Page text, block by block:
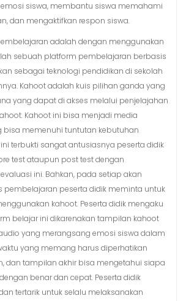
siswa, membantu siswa memahami
dan mengaktifkan respon siswa.
adalah dengan menggunakan
sebuah platform pembelajaran berbasis
sebagai teknologi pendidikan di sekolah
Kahoot adalah kuis pilihan ganda yang
yang dapat di akses melalui penjelajahan
Kahoot ini bisa menjadi media
bisa memenuhi tuntutan kebutuhan
terbukti sangat antusiasnya peserta didik
test ataupun post test dengan
ini. Bahkan, pada setiap akan
pembelajaran peserta didik meminta untuk
kahoot. Peserta didik mengaku
belajar ini dikarenakan tampilan kahoot
yang merangsang emosi siswa dalam
yang memang harus diperhatikan
dan tampilan akhir bisa mengetahui siapa
benar dan cepat. Peserta didik
tertarik untuk selalu melaksanakan